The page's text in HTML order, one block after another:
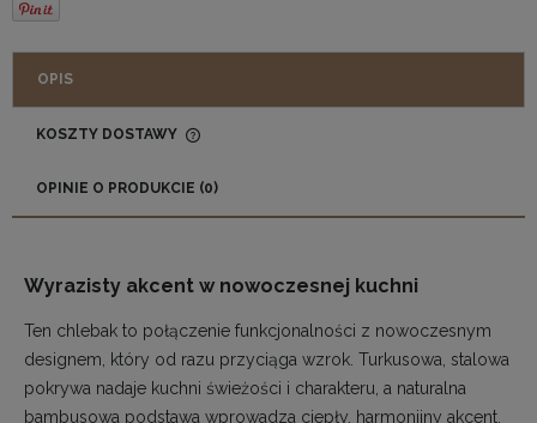
OPIS
KOSZTY DOSTAWY
OPINIE O PRODUKCIE (0)
Wyrazisty akcent w nowoczesnej kuchni
Ten chlebak to połączenie funkcjonalności z nowoczesnym
designem, który od razu przyciąga wzrok. Turkusowa, stalowa
pokrywa nadaje kuchni świeżości i charakteru, a naturalna
bambusowa podstawa wprowadza ciepły, harmonijny akcent.